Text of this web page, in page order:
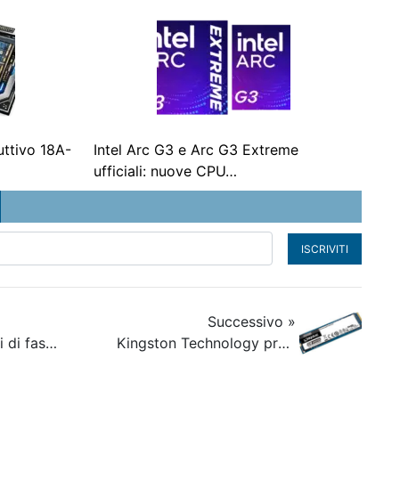
18A-
Intel Arc G3 e Arc G3 Extreme
ufficiali: nuove CPU…
ISCRIVITI
La GPU AMD Navi di fascia high-end potrebbe essere il 30% più veloce della NVIDIA RTX 2080 Ti
Successivo »
Kingston Technology presenta DC1000B NVMe, l’SSD pensato per data center aziendali